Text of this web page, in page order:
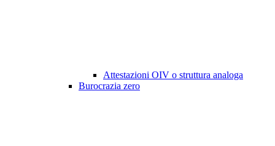
Attestazioni OIV o struttura analoga
Burocrazia zero